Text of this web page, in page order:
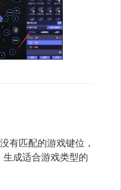
有匹配的游戏键位，
生成适合游戏类型的